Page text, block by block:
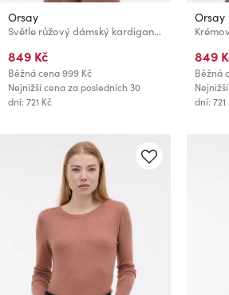
Orsay
Světle růžový dámský kardigan s aplikací ORSAY
849 Kč
Běžná cena999 Kč
Nejnižší cena za posledních 30
dní: 721 Kč
Orsay
849
Běžná
dní: 721